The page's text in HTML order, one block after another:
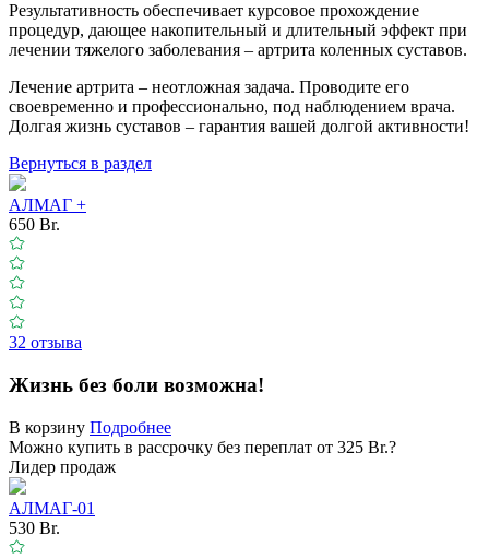
Результативность обеспечивает курсовое прохождение
процедур, дающее накопительный и длительный эффект при
лечении тяжелого заболевания – артрита коленных суставов.
Лечение артрита – неотложная задача. Проводите его
своевременно и профессионально, под наблюдением врача.
Долгая жизнь суставов – гарантия вашей долгой активности!
Вернуться в раздел
АЛМАГ +
650 Br.
32 отзыва
Жизнь без боли возможна!
В корзину Подробнее
Можно купить в рассрочку без переплат от 325 Br.?
Лидер продаж
АЛМАГ-01
530 Br.